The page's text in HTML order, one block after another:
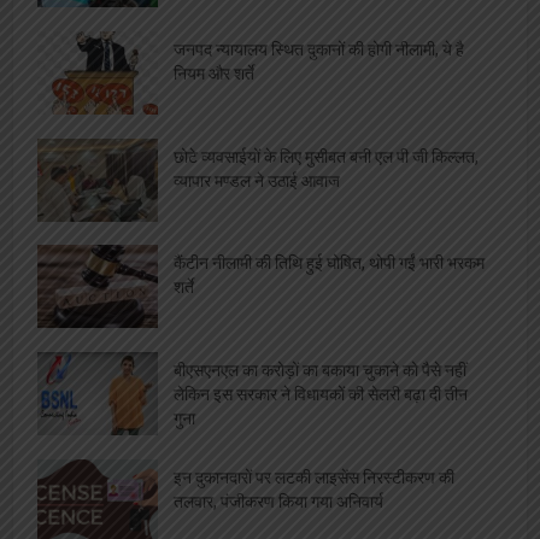
जनपद न्यायालय स्थित दुकानों की होगी नीलामी, ये है
नियम और शर्ते
छोटे व्यवसाईयों के लिए मुसीबत बनी एल पी जी किल्लत,
व्यापार मण्डल ने उठाई आवाज
कैंटीन नीलामी की तिथि हुई घोषित, थोपी गईं भारी भरकम
शर्ते
बीएसएनएल का करोड़ों का बकाया चुकाने को पैसे नहीं
लेकिन इस सरकार ने विधायकों की सेलरी बढ़ा दी तीन
गुना
इन दुकानदारों पर लटकी लाइसेंस निरस्टीकरण की
तलवार, पंजीकरण किया गया अनिवार्य